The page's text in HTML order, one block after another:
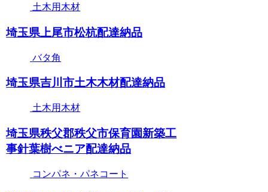
土木用木材
埼玉県上尾市松杭配達納品
バタ角
埼玉県吉川市土木木材配達納品
土木用木材
埼玉県秩父郡秩父市保育園新築工
事針葉樹べニア配達納品
コンパネ・パネコート